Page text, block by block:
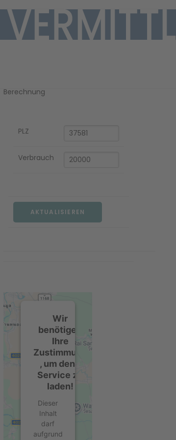
Berechnung
PLZ
Verbrauch
Wir
benötigen
Ihre
Zustimmung
, um den -
Service zu
laden!
Dieser
Inhalt
darf
aufgrund